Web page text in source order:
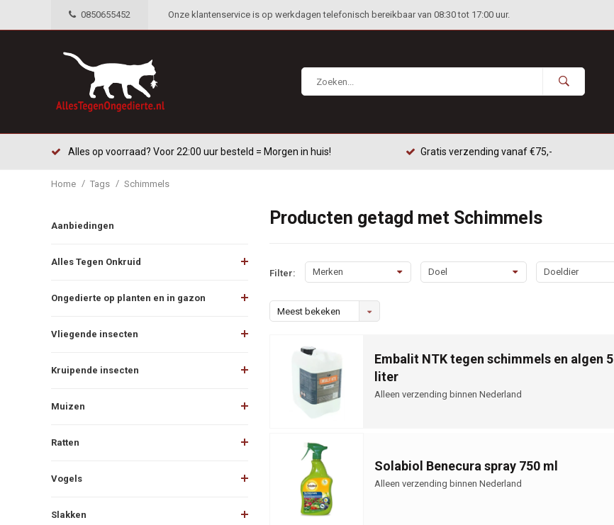
0850655452 Onze klantenservice is op werkdagen telefonisch bereikbaar van 08:30 tot 17:00 uur.
Alles op voorraad? Voor 22:00 uur besteld = Morgen in huis! Gratis verzending vanaf €75,-
Home / Tags / Schimmels
Aanbiedingen
Alles Tegen Onkruid
Ongedierte op planten en in gazon
Vliegende insecten
Kruipende insecten
Muizen
Ratten
Vogels
Slakken
Producten getagd met Schimmels
Filter: Merken Doel Doeldier
Meest bekeken
Embalit NTK tegen schimmels en algen 5
liter
Alleen verzending binnen Nederland
Solabiol Benecura spray 750 ml
Alleen verzending binnen Nederland